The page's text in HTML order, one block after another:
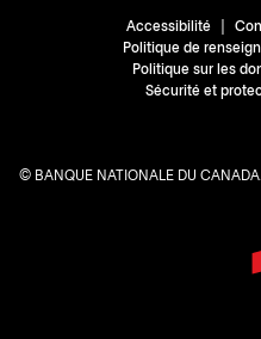
Accessibilité
Politique de
Politique sur les
Sécurité et
© BANQUE NATIONALE DU